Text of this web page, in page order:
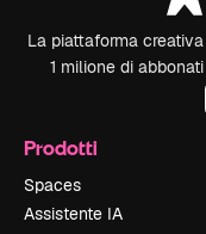
La piattaforma
1 milione di
Prodotti
Spaces
Assistente IA